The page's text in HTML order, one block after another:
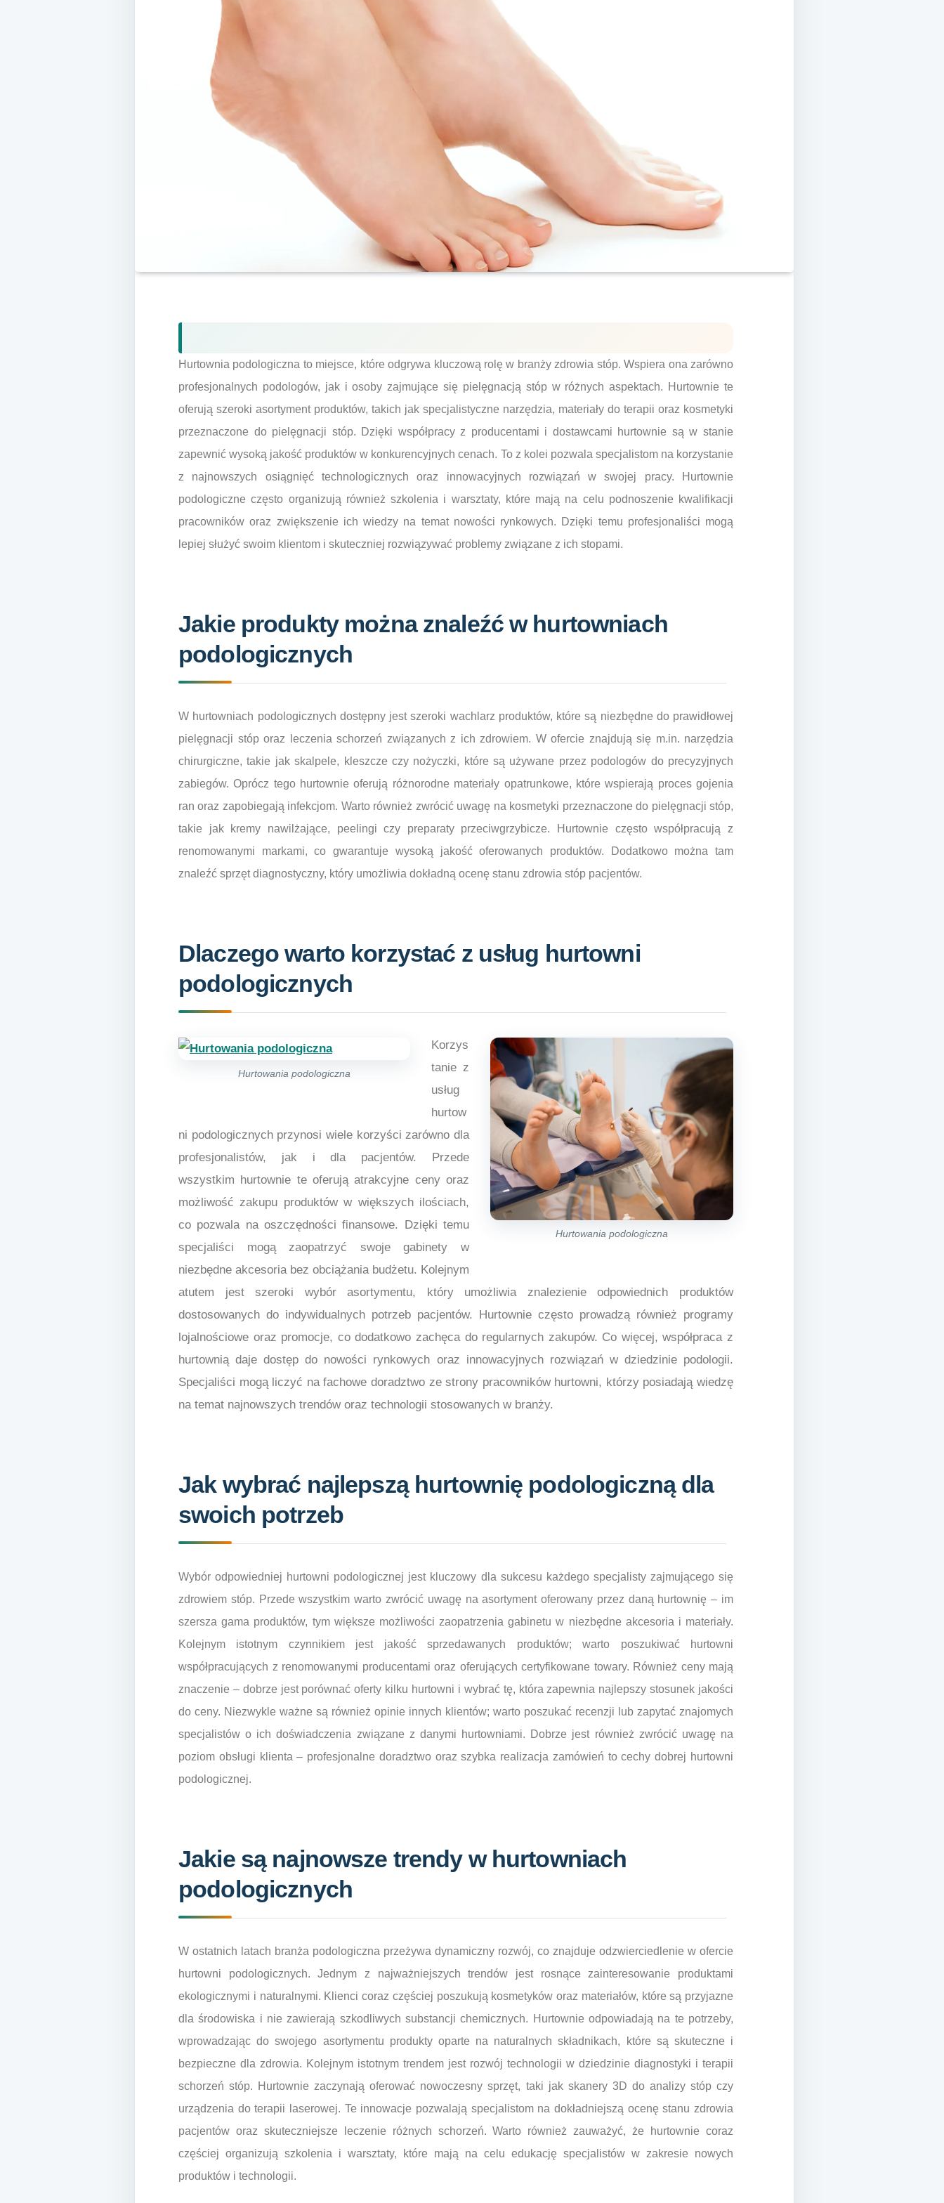
Hurtownia podologiczna to miejsce, które odgrywa kluczową rolę w branży zdrowia stóp. Wspiera ona zarówno
profesjonalnych podologów, jak i osoby zajmujące się pielęgnacją stóp w różnych aspektach. Hurtownie te
oferują szeroki asortyment produktów, takich jak specjalistyczne narzędzia, materiały do terapii oraz kosmetyki
przeznaczone do pielęgnacji stóp. Dzięki współpracy z producentami i dostawcami hurtownie są w stanie
zapewnić wysoką jakość produktów w konkurencyjnych cenach. To z kolei pozwala specjalistom na korzystanie
z najnowszych osiągnięć technologicznych oraz innowacyjnych rozwiązań w swojej pracy. Hurtownie
podologiczne często organizują również szkolenia i warsztaty, które mają na celu podnoszenie kwalifikacji
pracowników oraz zwiększenie ich wiedzy na temat nowości rynkowych. Dzięki temu profesjonaliści mogą
lepiej służyć swoim klientom i skuteczniej rozwiązywać problemy związane z ich stopami.
Jakie produkty można znaleźć w hurtowniach
podologicznych
W hurtowniach podologicznych dostępny jest szeroki wachlarz produktów, które są niezbędne do prawidłowej
pielęgnacji stóp oraz leczenia schorzeń związanych z ich zdrowiem. W ofercie znajdują się m.in. narzędzia
chirurgiczne, takie jak skalpele, kleszcze czy nożyczki, które są używane przez podologów do precyzyjnych
zabiegów. Oprócz tego hurtownie oferują różnorodne materiały opatrunkowe, które wspierają proces gojenia
ran oraz zapobiegają infekcjom. Warto również zwrócić uwagę na kosmetyki przeznaczone do pielęgnacji stóp,
takie jak kremy nawilżające, peelingi czy preparaty przeciwgrzybicze. Hurtownie często współpracują z
renomowanymi markami, co gwarantuje wysoką jakość oferowanych produktów. Dodatkowo można tam
znaleźć sprzęt diagnostyczny, który umożliwia dokładną ocenę stanu zdrowia stóp pacjentów.
Dlaczego warto korzystać z usług hurtowni
podologicznych
Hurtowania podologiczna
Hurtowania podologiczna
Korzys
tanie z
usług
hurtow
ni podologicznych przynosi wiele korzyści zarówno dla
profesjonalistów, jak i dla pacjentów. Przede
wszystkim hurtownie te oferują atrakcyjne ceny oraz
możliwość zakupu produktów w większych ilościach,
co pozwala na oszczędności finansowe. Dzięki temu
specjaliści mogą zaopatrzyć swoje gabinety w
niezbędne akcesoria bez obciążania budżetu. Kolejnym
atutem jest szeroki wybór asortymentu, który umożliwia znalezienie odpowiednich produktów
dostosowanych do indywidualnych potrzeb pacjentów. Hurtownie często prowadzą również programy
lojalnościowe oraz promocje, co dodatkowo zachęca do regularnych zakupów. Co więcej, współpraca z
hurtownią daje dostęp do nowości rynkowych oraz innowacyjnych rozwiązań w dziedzinie podologii.
Specjaliści mogą liczyć na fachowe doradztwo ze strony pracowników hurtowni, którzy posiadają wiedzę
na temat najnowszych trendów oraz technologii stosowanych w branży.
Jak wybrać najlepszą hurtownię podologiczną dla
swoich potrzeb
Wybór odpowiedniej hurtowni podologicznej jest kluczowy dla sukcesu każdego specjalisty zajmującego się
zdrowiem stóp. Przede wszystkim warto zwrócić uwagę na asortyment oferowany przez daną hurtownię – im
szersza gama produktów, tym większe możliwości zaopatrzenia gabinetu w niezbędne akcesoria i materiały.
Kolejnym istotnym czynnikiem jest jakość sprzedawanych produktów; warto poszukiwać hurtowni
współpracujących z renomowanymi producentami oraz oferujących certyfikowane towary. Również ceny mają
znaczenie – dobrze jest porównać oferty kilku hurtowni i wybrać tę, która zapewnia najlepszy stosunek jakości
do ceny. Niezwykle ważne są również opinie innych klientów; warto poszukać recenzji lub zapytać znajomych
specjalistów o ich doświadczenia związane z danymi hurtowniami. Dobrze jest również zwrócić uwagę na
poziom obsługi klienta – profesjonalne doradztwo oraz szybka realizacja zamówień to cechy dobrej hurtowni
podologicznej.
Jakie są najnowsze trendy w hurtowniach
podologicznych
W ostatnich latach branża podologiczna przeżywa dynamiczny rozwój, co znajduje odzwierciedlenie w ofercie
hurtowni podologicznych. Jednym z najważniejszych trendów jest rosnące zainteresowanie produktami
ekologicznymi i naturalnymi. Klienci coraz częściej poszukują kosmetyków oraz materiałów, które są przyjazne
dla środowiska i nie zawierają szkodliwych substancji chemicznych. Hurtownie odpowiadają na te potrzeby,
wprowadzając do swojego asortymentu produkty oparte na naturalnych składnikach, które są skuteczne i
bezpieczne dla zdrowia. Kolejnym istotnym trendem jest rozwój technologii w dziedzinie diagnostyki i terapii
schorzeń stóp. Hurtownie zaczynają oferować nowoczesny sprzęt, taki jak skanery 3D do analizy stóp czy
urządzenia do terapii laserowej. Te innowacje pozwalają specjalistom na dokładniejszą ocenę stanu zdrowia
pacjentów oraz skuteczniejsze leczenie różnych schorzeń. Warto również zauważyć, że hurtownie coraz
częściej organizują szkolenia i warsztaty, które mają na celu edukację specjalistów w zakresie nowych
produktów i technologii.